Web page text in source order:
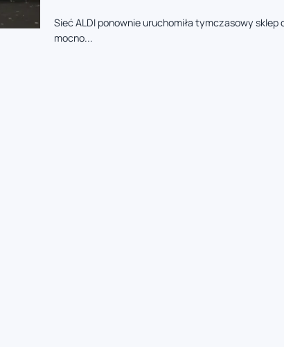
Sieć ALDI ponownie uruchomiła tymczasowy
mocno...